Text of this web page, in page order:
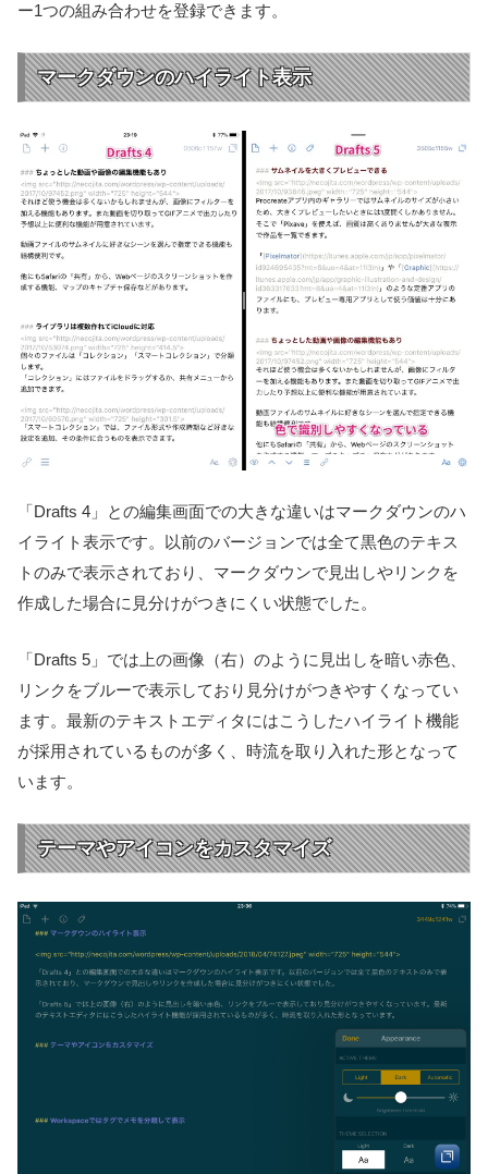
ー1つの組み合わせを登録できます。
マークダウンのハイライト表示
「Drafts 4」との編集画面での大きな違いはマークダウンのハ
イライト表示です。以前のバージョンでは全て黒色のテキス
トのみで表示されており、マークダウンで見出しやリンクを
作成した場合に見分けがつきにくい状態でした。
「Drafts 5」では上の画像（右）のように見出しを暗い赤色、
リンクをブルーで表示しており見分けがつきやすくなってい
ます。最新のテキストエディタにはこうしたハイライト機能
が採用されているものが多く、時流を取り入れた形となって
います。
テーマやアイコンをカスタマイズ